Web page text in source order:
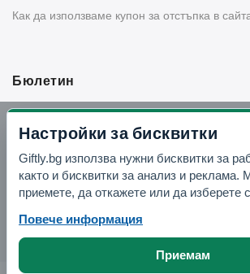
Как да използваме купон за отстъпка в
Бюлетин
Вземи -10% отстъпка в Telegram
Отвори Telegram
Настройки за бисквитки
Giftly.bg използва нужни бисквитки за
както и бисквитки за анализ и реклама.
приемете, да откажете или да изберете
Повече информация
Приемам